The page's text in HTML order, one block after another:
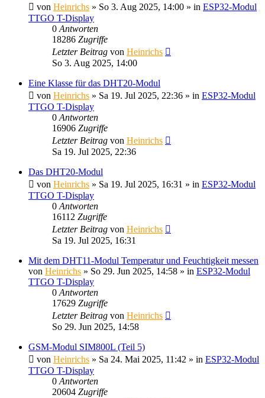
von Heinrichs » So 3. Aug 2025, 14:00 » in ESP32-Modul
TTGO T-Display
0 Antworten
18286 Zugriffe
Letzter Beitrag von Heinrichs
So 3. Aug 2025, 14:00
Eine Klasse für das DHT20-Modul
von Heinrichs » Sa 19. Jul 2025, 22:36 » in ESP32-Modul
TTGO T-Display
0 Antworten
16906 Zugriffe
Letzter Beitrag von Heinrichs
Sa 19. Jul 2025, 22:36
Das DHT20-Modul
von Heinrichs » Sa 19. Jul 2025, 16:31 » in ESP32-Modul
TTGO T-Display
0 Antworten
16112 Zugriffe
Letzter Beitrag von Heinrichs
Sa 19. Jul 2025, 16:31
Mit dem DHT11-Modul Temperatur und Feuchtigkeit messen
von Heinrichs » So 29. Jun 2025, 14:58 » in ESP32-Modul
TTGO T-Display
0 Antworten
17629 Zugriffe
Letzter Beitrag von Heinrichs
So 29. Jun 2025, 14:58
GSM-Modul SIM800L (Teil 5)
von Heinrichs » Sa 24. Mai 2025, 11:42 » in ESP32-Modul
TTGO T-Display
0 Antworten
20604 Zugriffe